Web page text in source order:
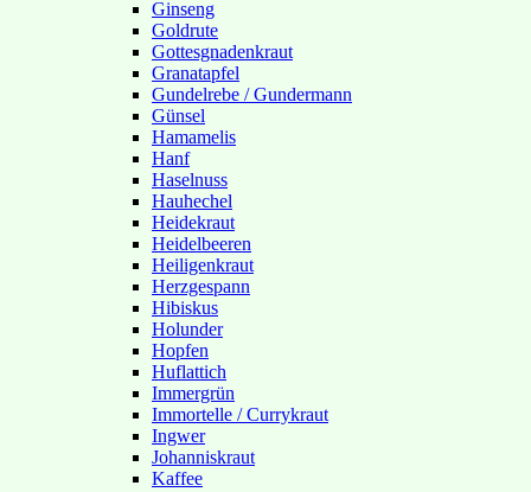
Ginseng
Goldrute
Gottesgnadenkraut
Granatapfel
Gundelrebe / Gundermann
Günsel
Hamamelis
Hanf
Haselnuss
Hauhechel
Heidekraut
Heidelbeeren
Heiligenkraut
Herzgespann
Hibiskus
Holunder
Hopfen
Huflattich
Immergrün
Immortelle / Currykraut
Ingwer
Johanniskraut
Kaffee